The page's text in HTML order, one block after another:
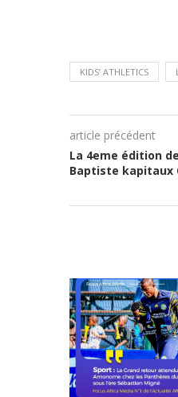
KIDS’ ATHLETICS
article précédent
La 4eme édition
Baptiste kapitaux